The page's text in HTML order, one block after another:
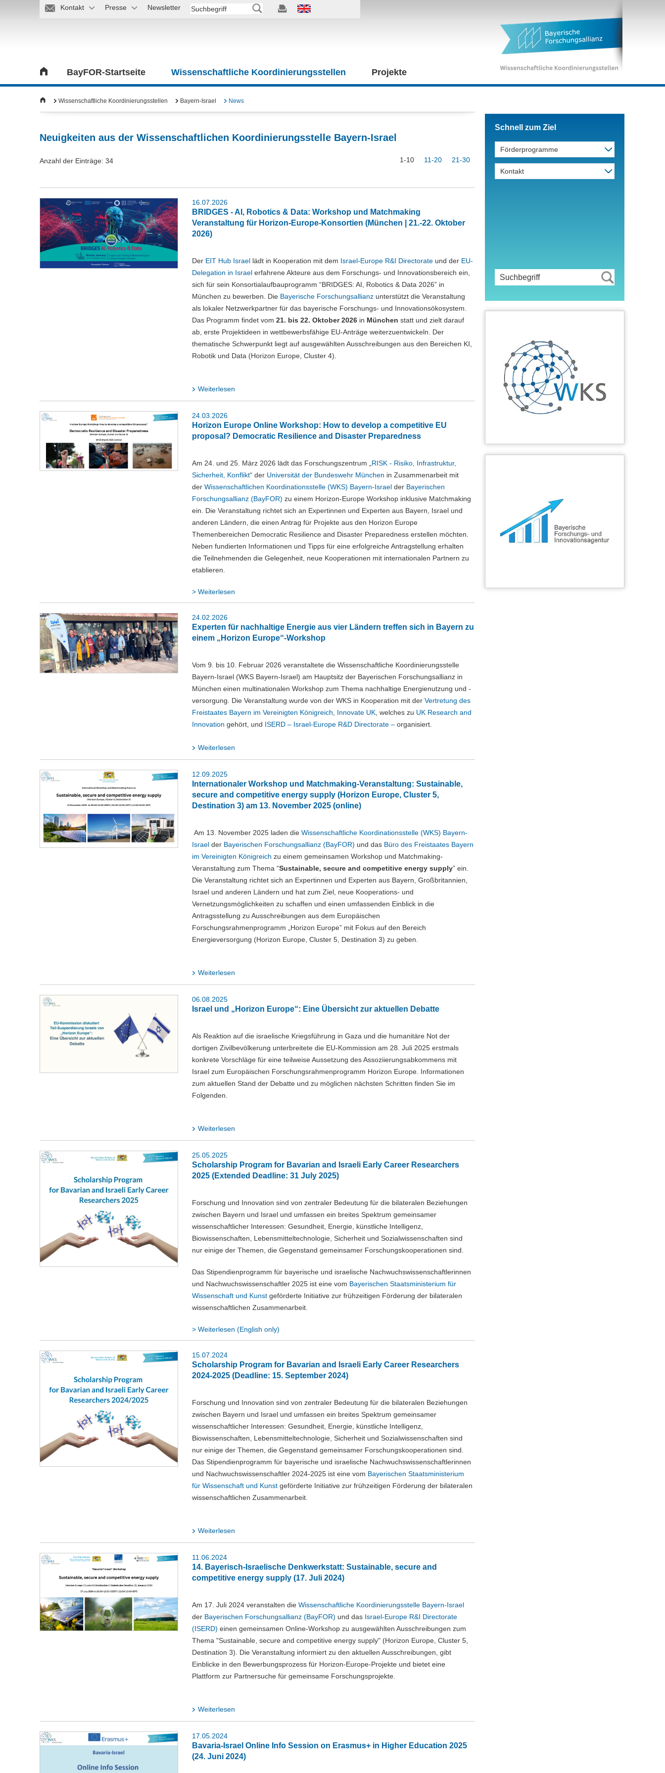
Kontakt Presse Newsletter
BayFOR-Startseite Wissenschaftliche Koordinierungsstellen Projekte
Wissenschaftliche Koordinierungsstellen Bayern-Israel News
Neuigkeiten aus der Wissenschaftlichen Koordinierungsstelle Bayern-Israel
Anzahl der Einträge: 34 1-10 11-20 21-30
16.07.2026
BRIDGES - AI, Robotics & Data: Workshop und Matchmaking
Veranstaltung für Horizon-Europe-Konsortien (München | 21.-22. Oktober
2026)
Der EIT Hub Israel lädt in Kooperation mit dem Israel-Europe R&I Directorate und der EU-
Delegation in Israel erfahrene Akteure aus dem Forschungs- und Innovationsbereich ein,
sich für sein Konsortialaufbauprogramm “BRIDGES: AI, Robotics & Data 2026” in
München zu bewerben. Die Bayerische Forschungsallianz unterstützt die Veranstaltung
als lokaler Netzwerkpartner für das bayerische Forschungs- und Innovationsökosystem.
Das Programm findet vom 21. bis 22. Oktober 2026 in München statt und zielt darauf
ab, erste Projektideen in wettbewerbsfähige EU-Anträge weiterzuentwickeln. Der
thematische Schwerpunkt liegt auf ausgewählten Ausschreibungen aus den Bereichen KI,
Robotik und Data (Horizon Europe, Cluster 4).
Weiterlesen
24.03.2026
Horizon Europe Online Workshop: How to develop a competitive EU
proposal? Democratic Resilience and Disaster Preparedness
Am 24. und 25. März 2026 lädt das Forschungszentrum „ RISK - Risiko, Infrastruktur,
Sicherheit, Konflikt“ der Universität der Bundeswehr München in Zusammenarbeit mit
der Wissenschaftlichen Koordinationsstelle (WKS) Bayern-Israel der Bayerischen
Forschungsallianz (BayFOR) zu einem Horizon-Europe Workshop inklusive Matchmaking
ein. Die Veranstaltung richtet sich an Expertinnen und Experten aus Bayern, Israel und
anderen Ländern, die einen Antrag für Projekte aus den Horizon Europe
Themenbereichen Democratic Resilience and Disaster Preparedness erstellen möchten.
Neben fundierten Informationen und Tipps für eine erfolgreiche Antragstellung erhalten
die Teilnehmenden die Gelegenheit, neue Kooperationen mit internationalen Partnern zu
etablieren.
> Weiterlesen
24.02.2026
Experten für nachhaltige Energie aus vier Ländern treffen sich in Bayern zu
einem „Horizon Europe“-Workshop
Vom 9. bis 10. Februar 2026 veranstaltete die Wissenschaftliche Koordinierungsstelle
Bayern-Israel (WKS Bayern-Israel) am Hauptsitz der Bayerischen Forschungsallianz in
München einen multinationalen Workshop zum Thema nachhaltige Energienutzung und -
versorgung. Die Veranstaltung wurde von der WKS in Kooperation mit der Vertretung des
Freistaates Bayern im Vereinigten Königreich
Innovate UK , welches zu UK Research and
Innovation gehört, und ISERD – Israel-Europe R&D Directorate – organisiert.
Weiterlesen
12.09.2025
Internationaler Workshop und Matchmaking-Veranstaltung: Sustainable,
secure and competitive energy supply (Horizon Europe, Cluster 5,
Destination 3) am 13. November 2025 (online)
Am 13. November 2025 laden die Wissenschaftliche Koordinationsstelle (WKS) Bayern-
Israel der Bayerischen Forschungsallianz (BayFOR) und das Büro des Freistaates Bayern
im Vereinigten Königreich zu einem gemeinsamen Workshop und Matchmaking-
Veranstaltung zum Thema “Sustainable, secure and competitive energy supply” ein.
Die Veranstaltung richtet sich an Expertinnen und Experten aus Bayern, Großbritannien,
Israel und anderen Ländern und hat zum Ziel, neue Kooperations- und
Vernetzungsmöglichkeiten zu schaffen und einen umfassenden Einblick in die
Antragsstellung zu Ausschreibungen aus dem Europäischen
Forschungsrahmenprogramm „Horizon Europe” mit Fokus auf den Bereich
Energieversorgung (Horizon Europe, Cluster 5, Destination 3) zu geben.
Weiterlesen
06.08.2025
Israel und „Horizon Europe“: Eine Übersicht zur aktuellen Debatte
Als Reaktion auf die israelische Kriegsführung in Gaza und die humanitäre Not der
dortigen Zivilbevölkerung unterbreitete die EU-Kommission am 28. Juli 2025 erstmals
konkrete Vorschläge für eine teilweise Aussetzung des Assoziierungsabkommens mit
Israel zum Europäischen Forschungsrahmenprogramm Horizon Europe. Informationen
zum aktuellen Stand der Debatte und zu möglichen nächsten Schritten finden Sie im
Folgenden.
Weiterlesen
25.05.2025
Scholarship Program for Bavarian and Israeli Early Career Researchers
2025 (Extended Deadline: 31 July 2025)
Forschung und Innovation sind von zentraler Bedeutung für die bilateralen Beziehungen
zwischen Bayern und Israel und umfassen ein breites Spektrum gemeinsamer
wissenschaftlicher Interessen: Gesundheit, Energie, künstliche Intelligenz,
Biowissenschaften, Lebensmitteltechnologie, Sicherheit und Sozialwissenschaften sind
nur einige der Themen, die Gegenstand gemeinsamer Forschungskooperationen sind.
Das Stipendienprogramm für bayerische und israelische Nachwuchswissenschaftlerinnen
und Nachwuchswissenschaftler 2025 ist eine vom Bayerischen Staatsministerium für
Wissenschaft und Kunst geförderte Initiative zur frühzeitigen Förderung der bilateralen
wissenschaftlichen Zusammenarbeit.
> Weiterlesen (English only)
15.07.2024
Scholarship Program for Bavarian and Israeli Early Career Researchers
2024-2025 (Deadline: 15. September 2024)
Forschung und Innovation sind von zentraler Bedeutung für die bilateralen Beziehungen
zwischen Bayern und Israel und umfassen ein breites Spektrum gemeinsamer
wissenschaftlicher Interessen: Gesundheit, Energie, künstliche Intelligenz,
Biowissenschaften, Lebensmitteltechnologie, Sicherheit und Sozialwissenschaften sind
nur einige der Themen, die Gegenstand gemeinsamer Forschungskooperationen sind.
Das Stipendienprogramm für bayerische und israelische Nachwuchswissenschaftlerinnen
und Nachwuchswissenschaftler 2024-2025 ist eine vom Bayerischen Staatsministerium
für Wissenschaft und Kunst geförderte Initiative zur frühzeitigen Förderung der bilateralen
wissenschaftlichen Zusammenarbeit.
Weiterlesen
11.06.2024
14. Bayerisch-Israelische Denkwerkstatt: Sustainable, secure and
competitive energy supply (17. Juli 2024)
Am 17. Juli 2024 veranstalten die Wissenschaftliche Koordinierungsstelle Bayern-Israel
der Bayerischen Forschungsallianz (BayFOR) und das Israel-Europe R&I Directorate
(ISERD) einen gemeinsamen Online-Workshop zu ausgewählten Ausschreibungen zum
Thema "Sustainable, secure and competitive energy supply" (Horizon Europe, Cluster 5,
Destination 3). Die Veranstaltung informiert zu den aktuellen Ausschreibungen, gibt
Einblicke in den Bewerbungsprozess für Horizon-Europe-Projekte und bietet eine
Plattform zur Partnersuche für gemeinsame Forschungsprojekte.
Weiterlesen
17.05.2024
Bavaria-Israel Online Info Session on Erasmus+ in Higher Education 2025
(24. Juni 2024)
Schnell zum Ziel
Förderprogramme
Kontakt